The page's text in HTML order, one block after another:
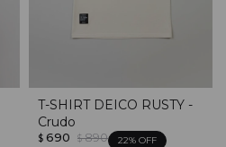
T-SHIRT DEICO RUSTY -
Crudo
$ 690 $ 890 22